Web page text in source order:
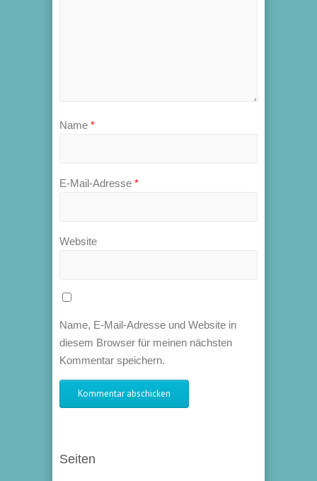
Name *
E-Mail-Adresse *
Website
Name, E-Mail-Adresse und Website in
diesem Browser für meinen nächsten
Kommentar speichern.
Seiten